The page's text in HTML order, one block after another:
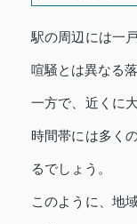
駅の周辺には一
喧騒とは異なる
一方で、近くに
時間帯には多く
るでしょう。
このように、地